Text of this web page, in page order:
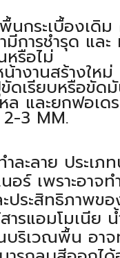
นกระเบื้องเดิม
มีการชำรุด แล
หรือไม่
างานสร้างใหม่
ดเรียบหรือขัด
ล และยกฟอเด
3 MM.
ำละลาย ประเภ
อร์ เพราะอาจ
ประสิทธิภาพข
ารแอมโมเนีย
บริเวณพื้น อาจ